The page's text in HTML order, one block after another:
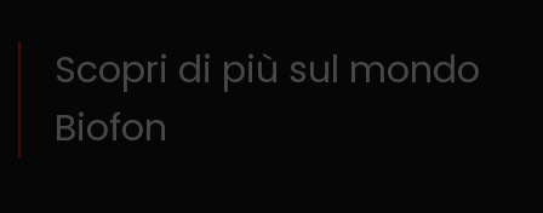
Scopri di più sul mondo
Biofon